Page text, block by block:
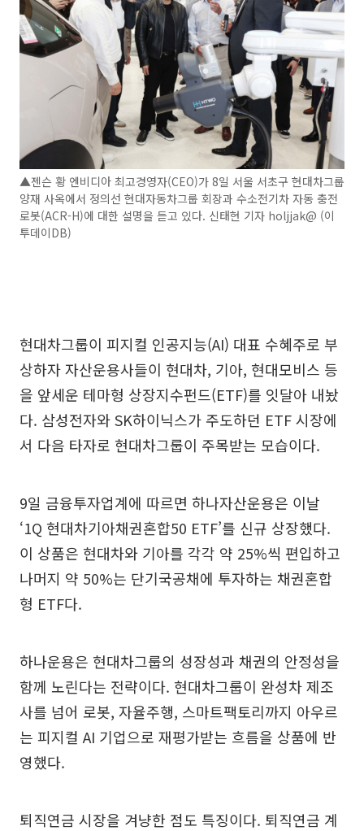
▲젠슨 황 엔비디아 최고경영자(CEO)가 8일 서울 서초구 현대차그룹
양재 사옥에서 정의선 현대자동차그룹 회장과 수소전기차 자동 충전
로봇(ACR-H)에 대한 설명을 듣고 있다. 신태현 기자 holjjak@ (이
투데이DB)
현대차그룹이 피지컬 인공지능(AI) 대표 수혜주로 부
상하자 자산운용사들이 현대차, 기아, 현대모비스 등
을 앞세운 테마형 상장지수펀드(ETF)를 잇달아 내놨
다. 삼성전자와 SK하이닉스가 주도하던 ETF 시장에
서 다음 타자로 현대차그룹이 주목받는 모습이다.
9일 금융투자업계에 따르면 하나자산운용은 이날
‘1Q 현대차기아채권혼합50 ETF’를 신규 상장했다.
이 상품은 현대차와 기아를 각각 약 25%씩 편입하고
나머지 약 50%는 단기국공채에 투자하는 채권혼합
형 ETF다.
하나운용은 현대차그룹의 성장성과 채권의 안정성을
함께 노린다는 전략이다. 현대차그룹이 완성차 제조
사를 넘어 로봇, 자율주행, 스마트팩토리까지 아우르
는 피지컬 AI 기업으로 재평가받는 흐름을 상품에 반
영했다.
퇴직연금 시장을 겨냥한 점도 특징이다. 퇴직연금 계